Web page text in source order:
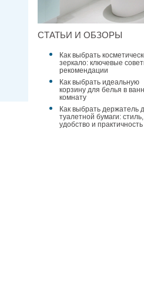
СТАТЬИ И ОБЗОРЫ
Как выбрать
зеркало: ключевые
рекомендации
Как выбрать идеальную
корзину для белья в
комнату
Как выбрать держатель
туалетной бумаги: стиль,
удобство и практичность